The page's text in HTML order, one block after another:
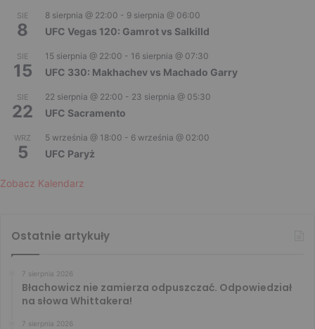
SIE
8
8 sierpnia @ 22:00 - 9 sierpnia @ 06:00
UFC Vegas 120: Gamrot vs Salkilld
SIE
15
15 sierpnia @ 22:00 - 16 sierpnia @ 07:30
UFC 330: Makhachev vs Machado Garry
SIE
22
22 sierpnia @ 22:00 - 23 sierpnia @ 05:30
UFC Sacramento
WRZ
5
5 września @ 18:00 - 6 września @ 02:00
UFC Paryż
Zobacz Kalendarz
Ostatnie artykuły
7 sierpnia 2026
Błachowicz nie zamierza odpuszczać. Odpowiedział
na słowa Whittakera!
7 sierpnia 2026